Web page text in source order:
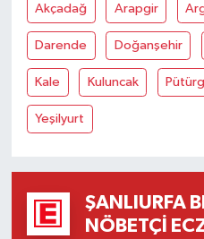
Akçadağ Arapgir
Darende Doğanşehir
Kale Kuluncak
Yeşilyurt
ŞANLIURFA
NÖBETÇI